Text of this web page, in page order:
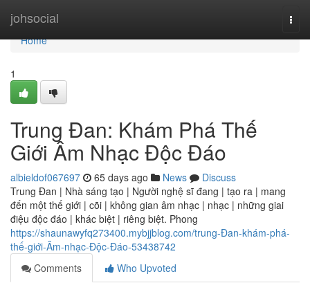
johsocial
Home
Home
1
Trung Đan: Khám Phá Thế
Giới Âm Nhạc Độc Đáo
albieldof067697 65 days ago News
Discuss
Trung Đan | Nhà sáng tạo | Người nghệ sĩ đang | tạo ra | mang
đến một thế giới | cõi | không gian âm nhạc | nhạc | những giai
điệu độc đáo | khác biệt | riêng biệt. Phong
https://shaunawyfq273400.mybjjblog.com/trung-Đan-khám-phá-
thế-giới-Âm-nhạc-Độc-Đáo-53438742
Comments
Who Upvoted